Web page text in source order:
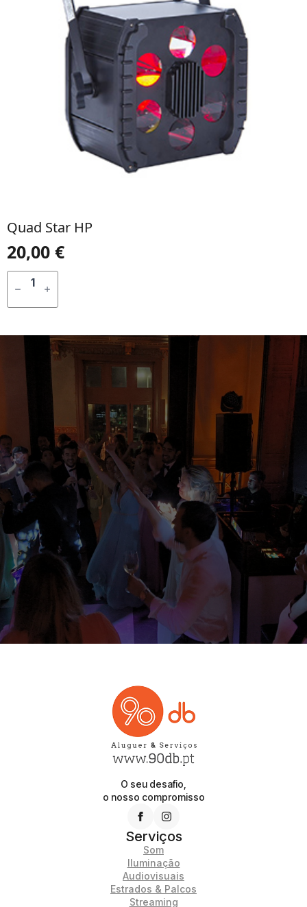
Quad Star HP
20,00 €
QUANTIDADE
QUAD
HP
O seu desafio,
o nosso compromisso
Serviços
Som
Iluminação
Audiovisuais
Estrados & Palcos
Streaming